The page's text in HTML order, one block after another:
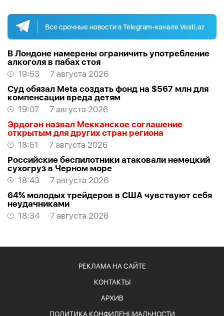
Все срочные новости в Telegram-канале Vesti.az
В Лондоне намерены ограничить употребление
алкоголя в пабах стоя
19:53
7 августа 2026
Суд обязал Meta создать фонд на $567 млн для
компенсации вреда детям
19:07
7 августа 2026
Эрдоган назвал Мекканское соглашение
открытым для других стран региона
18:51
7 августа 2026
Российские беспилотники атаковали немецкий
сухогруз в Черном море
18:43
7 августа 2026
64% молодых трейдеров в США чувствуют себя
неудачниками
18:34
7 августа 2026
РЕКЛАМА НА САЙТЕ
КОНТАКТЫ
АРХИВ
ПОЛИТИКА КОНФИДЕНЦИАЛЬНОСТИ